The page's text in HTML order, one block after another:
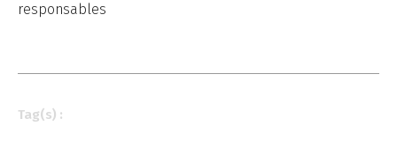
responsables
Tag(s) :